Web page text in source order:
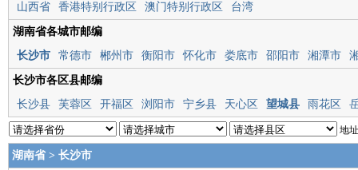
山西省
香港特别行政区 澳门特别行政区 台湾
湖南省各城市邮编
长沙市
常德市 郴州市 衡阳市 怀化市 娄底市 邵阳市 湘潭市
长沙市各区县邮编
长沙县
芙蓉区 开福区 浏阳市 宁乡县 天心区 望城县 雨花区
地
湖南省> 长沙市